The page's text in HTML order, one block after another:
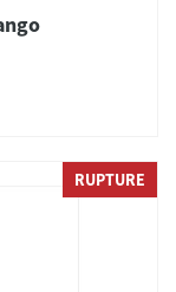
RUPTURE